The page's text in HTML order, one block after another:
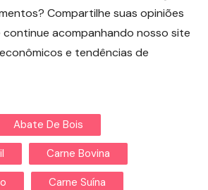
Compartilhe suas opiniões
acompanhando nosso site
e tendências de
Abate De Bois
Carne Bovina
Carne Suína